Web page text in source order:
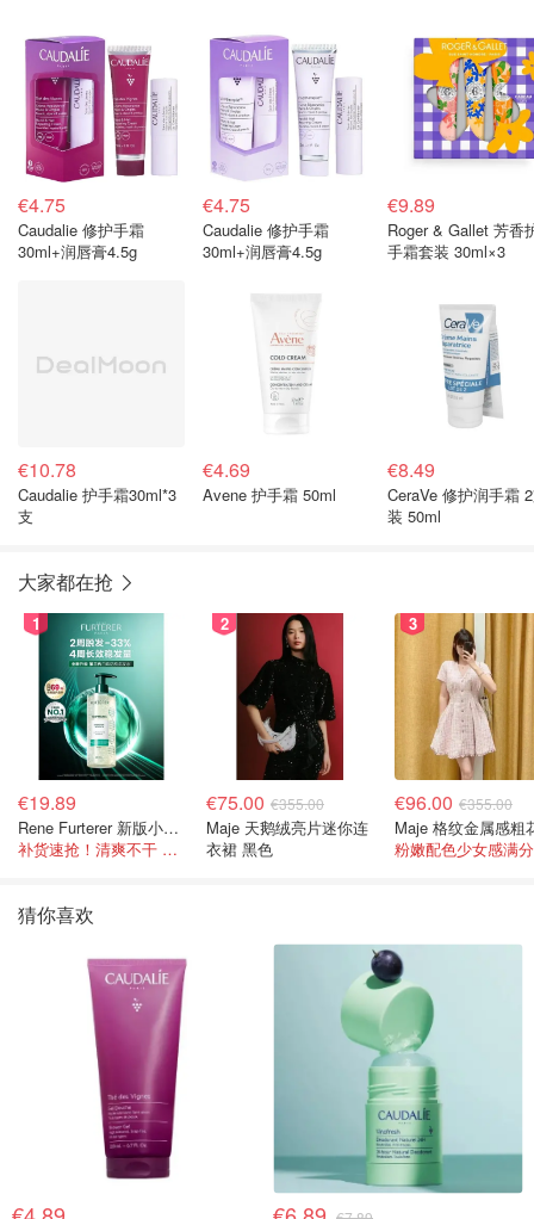
€4.75
Caudalie 修护手霜
30ml+润唇膏4.5g
€4.75
Caudalie 修护手霜
30ml+润唇膏4.5g
€9.89
Roger & Gallet 芳香
手霜套装 30ml×3
€10.78
Caudalie 护手霜30ml*3
支
€4.69
Avene 护手霜 50ml
€8.49
CeraVe 修护润手霜
装 50ml
大家都在抢
1
€19.89
Rene Furterer 新版小白珠洗发水 500ml
补货速抢！清爽不干 蓬松强韧秀发
2
€75.00 €355.00
Maje 天鹅绒亮片迷你连
衣裙 黑色
3
€96.00 €355.00
粉嫩配色少女感满
猜你喜欢